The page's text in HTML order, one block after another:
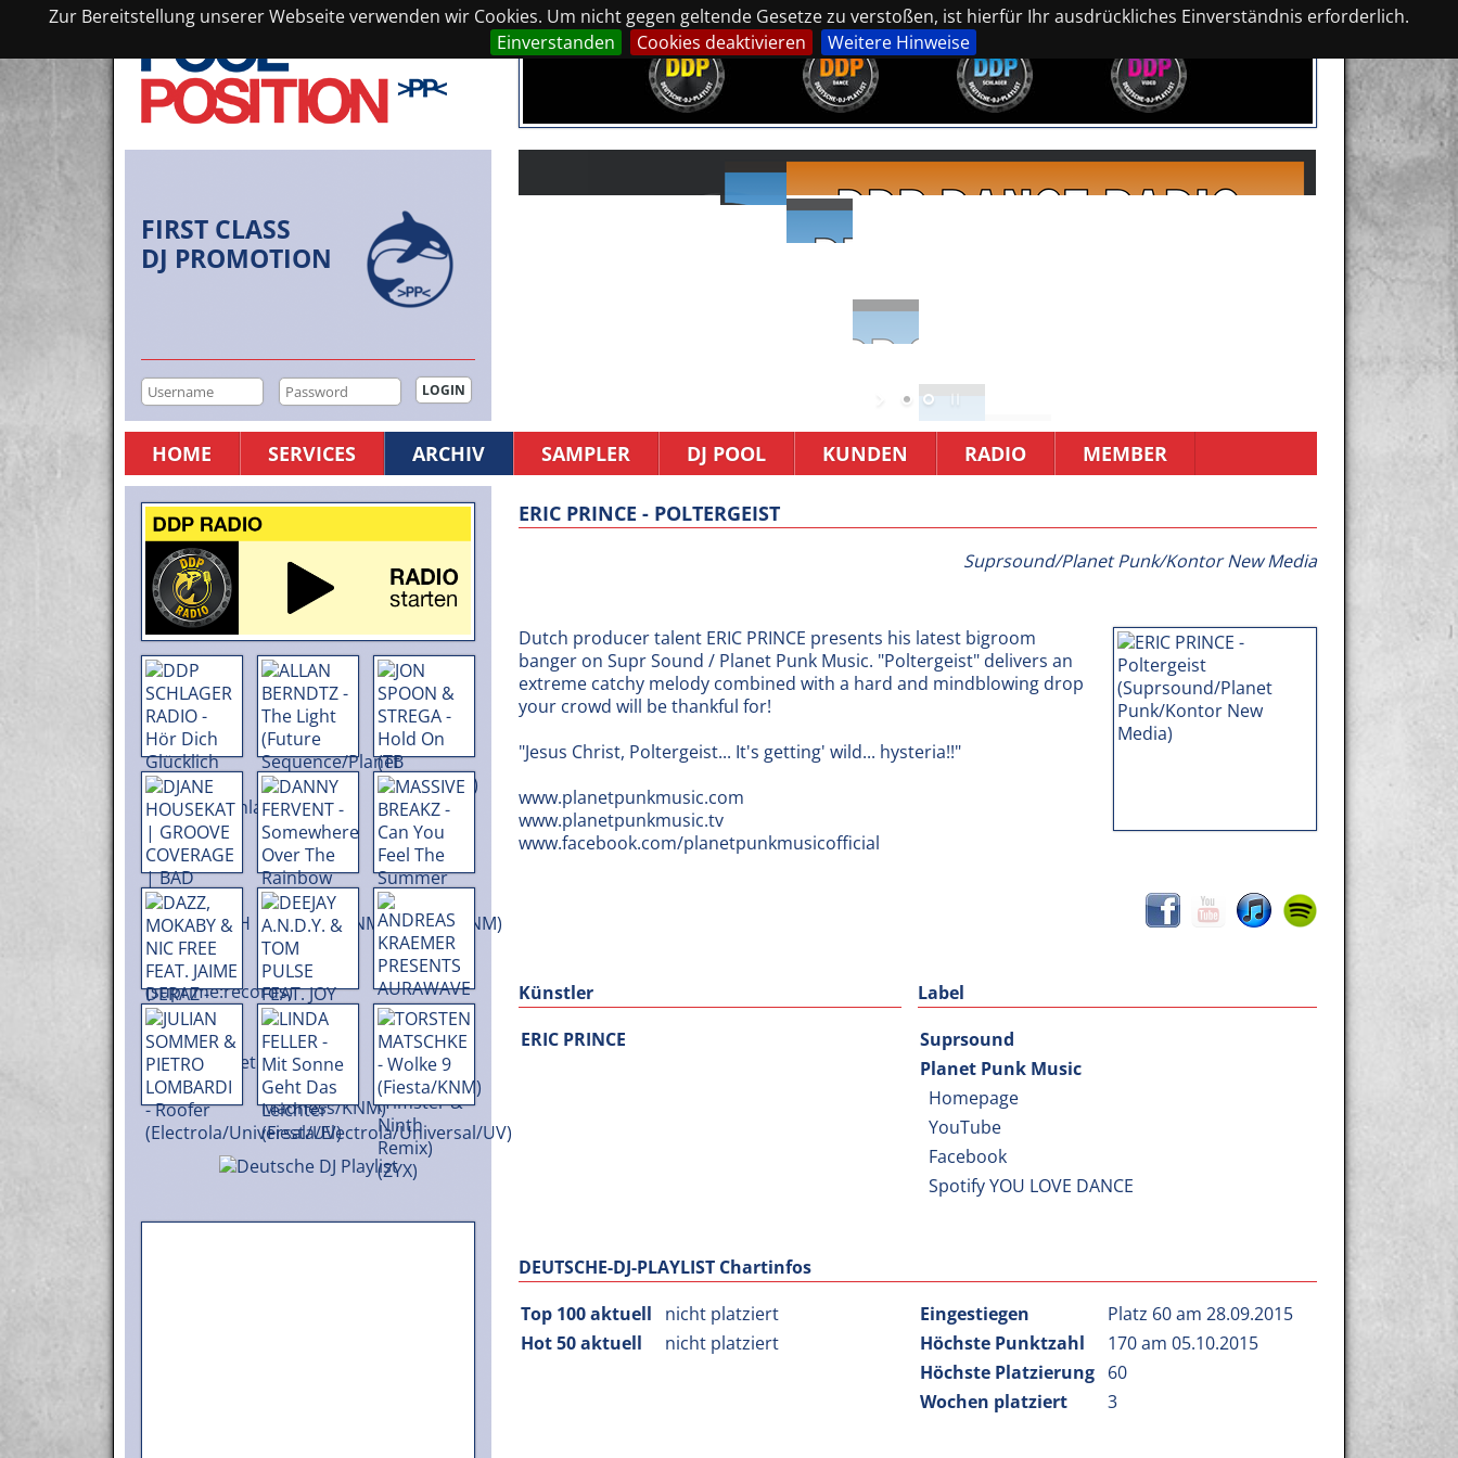
Zur Bereitstellung unserer Webseite verwenden wir Cookies. Um nicht gegen geltende Gesetze zu verstoßen, ist hierfür Ihr ausdrückliches Einverständnis erforderlich.
Einverstanden
Cookies deaktivieren Weitere Hinweise
FIRST CLASS
DJ PROMOTION
HOME SERVICES ARCHIV SAMPLER DJ POOL KUNDEN RADIO MEMBER
ERIC PRINCE - POLTERGEIST
Suprsound/Planet Punk/Kontor New Media
Dutch producer talent ERIC PRINCE presents his latest bigroom
banger on Supr Sound / Planet Punk Music. "Poltergeist" delivers an
extreme catchy melody combined with a hard and mindblowing drop
your crowd will be thankful for!
"Jesus Christ, Poltergeist... It's getting' wild... hysteria!!"
www.planetpunkmusic.com
www.planetpunkmusic.tv
www.facebook.com/planetpunkmusicofficial
Künstler
ERIC PRINCE
Label
Suprsound
Planet Punk Music
Homepage
YouTube
Facebook
Spotify YOU LOVE DANCE
DEUTSCHE-DJ-PLAYLIST Chartinfos
Top 100 aktuell
nicht platziert
Hot 50 aktuell
nicht platziert
Eingestiegen
Platz 60 am 28.09.2015
Höchste Punktzahl
170 am 05.10.2015
Höchste Platzierung 60
Wochen platziert
3